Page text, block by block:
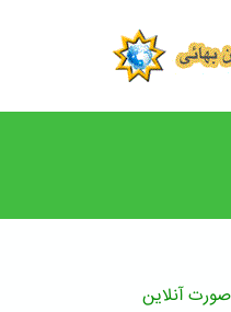
صورت آنلاین